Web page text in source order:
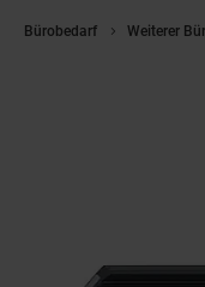
Bürobedarf Weiterer